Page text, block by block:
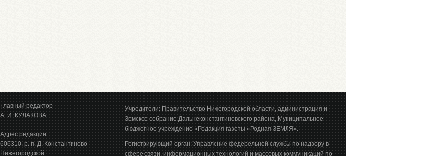
Главный редактор
А. И. КУЛАКОВА
Адрес редакции:
606310, р. п. Д. Константиново
Нижегородской
Учредители: Правительство Нижегородской области, администрация и
Земское собрание Дальнеконстантиновского района, Муниципальное
бюджетное учреждение «Редакция газеты «Родная ЗЕМЛЯ».
Регистрирующий орган: Управление федерельной службы по надзору в
сфере связи, информационных технологий и массовых коммуникаций по